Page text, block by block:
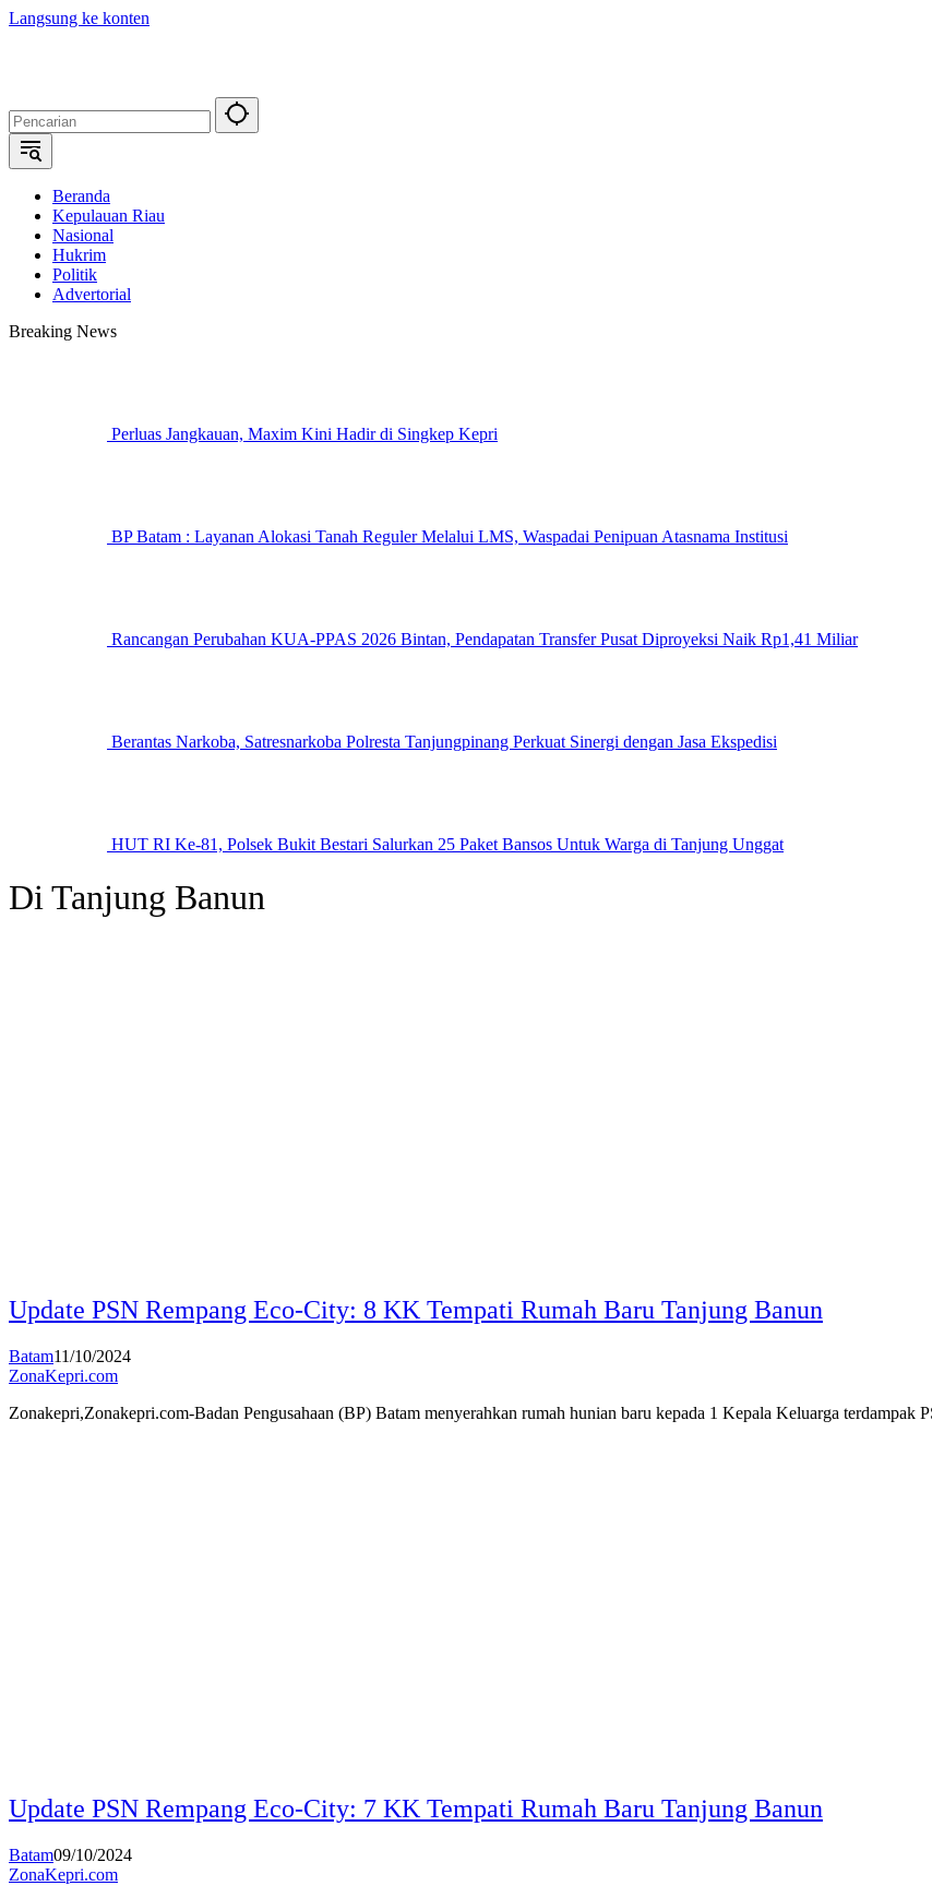
Langsung ke konten
Beranda
Kepulauan Riau
Nasional
Hukrim
Politik
Advertorial
Breaking News
Perluas Jangkauan, Maxim Kini Hadir di Singkep Kepri
BP Batam : Layanan Alokasi Tanah Reguler Melalui LMS, Waspadai Penipuan Atasnama Institusi
Rancangan Perubahan KUA-PPAS 2026 Bintan, Pendapatan Transfer Pusat Diproyeksi Naik Rp1,41 Miliar
Berantas Narkoba, Satresnarkoba Polresta Tanjungpinang Perkuat Sinergi dengan Jasa Ekspedisi
HUT RI Ke-81, Polsek Bukit Bestari Salurkan 25 Paket Bansos Untuk Warga di Tanjung Unggat
Di Tanjung Banun
Update PSN Rempang Eco-City: 8 KK Tempati Rumah Baru Tanjung Banun
Batam11/10/2024
ZonaKepri.com
Zonakepri,Zonakepri.com-Badan Pengusahaan (BP) Batam menyerahkan rumah hunian baru kepada 1 Kepala Keluarga
Update PSN Rempang Eco-City: 7 KK Tempati Rumah Baru Tanjung Banun
Batam09/10/2024
ZonaKepri.com